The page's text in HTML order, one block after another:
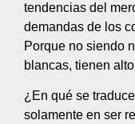
tendencias del
demandas de los
Porque no siendo
blancas, tienen
¿En qué se
solamente en ser